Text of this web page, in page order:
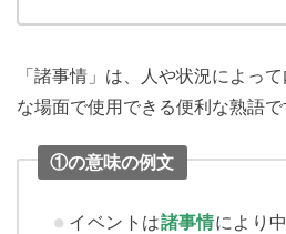
「諸事情」は、人や状況によっ
な場面で使用できる便利な熟語で
①の意味の例文
イベントは諸事情により